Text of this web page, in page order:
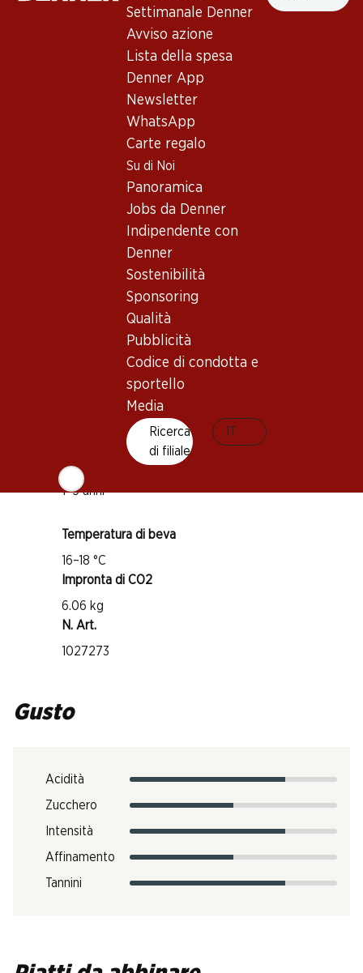
Settimanale Denner
Avviso azione
Lista della spesa
Denner App
Newsletter
WhatsApp
Carte regalo
Su di Noi
Panoramica
Jobs da Denner
Indipendente con
Denner
Sostenibilità
Sponsoring
Qualità
Pubblicità
Codice di condotta e
sportello
Media
Ricerca
di filiale
Rosso granata dai riflessi violacei. Bouquet intensamente
fruttato di bacche rosse mature. Al palato delicate note di
Buono a sapersi
Maturità di beva
1–5 anni
Temperatura di beva
16–18 °C
Impronta di CO2
6.06 kg
N. Art.
1027273
Gusto
Acidità
Zucchero
Intensità
Affinamento
Tannini